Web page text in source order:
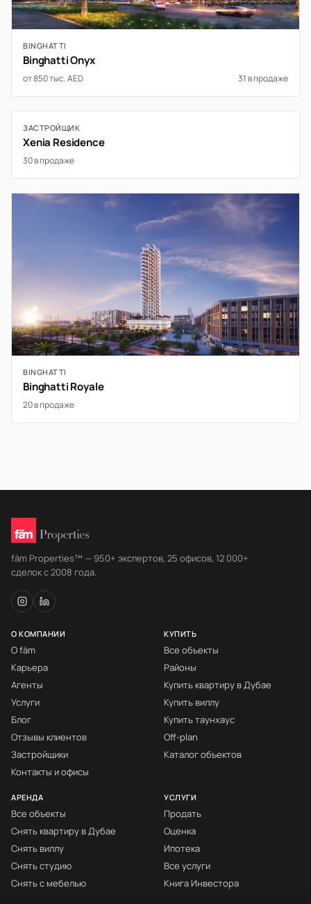
BINGHATTI
Binghatti Onyx
от 850 тыс. AED 31 в продаже
ЗАСТРОЙЩИК
Xenia Residence
30 в продаже
BINGHATTI
Binghatti Royale
20 в продаже
fäm Properties™ — 950+ экспертов, 25 офисов, 12 000+
сделок с 2008 года.
О КОМПАНИИ
О fäm
Карьера
Агенты
Услуги
Блог
Отзывы клиентов
Застройщики
Контакты и офисы
КУПИТЬ
Все объекты
Районы
Купить квартиру в Дубае
Купить виллу
Купить таунхаус
Off-plan
Каталог объектов
АРЕНДА
Все объекты
Снять квартиру в Дубае
Снять виллу
Снять студию
Снять с мебелью
УСЛУГИ
Продать
Оценка
Ипотека
Все услуги
Книга Инвестора